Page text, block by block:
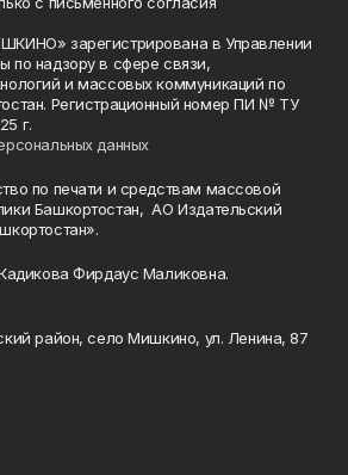
зарегистрирована в Управлении
по надзору в сфере связи,
и массовых коммуникаций по
Регистрационный номер ПИ № ТУ
г.
данных
по печати и средствам массовой
Башкортостан, АО Издательский
Фирдаус Маликовна.
район, село Мишкино, ул. Ленина, 87